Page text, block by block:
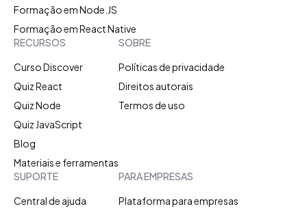
Formação em Node.JS
Formação em React Native
RECURSOS
Curso Discover
Quiz React
Quiz Node
Quiz JavaScript
Blog
Materiais e ferramentas
SOBRE
Políticas de privacidade
Direitos autorais
Termos de uso
SUPORTE
Central de ajuda
PARA EMPRESAS
Plataforma para empresas